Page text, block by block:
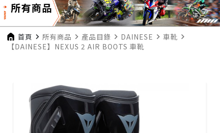
所有商品
首頁 navigate_next 所有商品 navigate_next 產品目錄 navigate_next DAINESE navigate_next 車靴 navigate_next
【DAINESE】NEXUS 2 AIR BOOTS 車靴